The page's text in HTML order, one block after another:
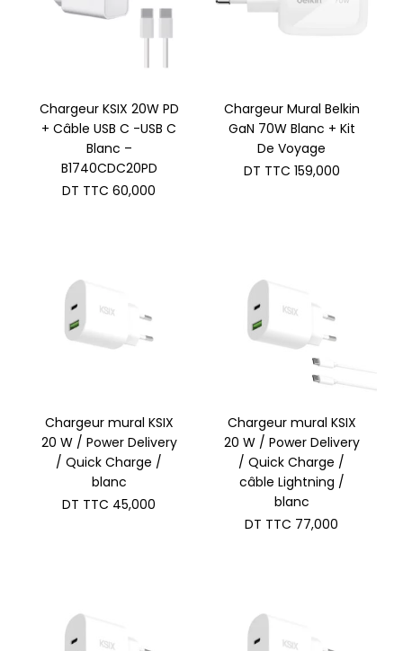
Chargeur KSIX 20W PD
+ Câble USB C -USB C
Blanc –
B1740CDC20PD
DT TTC 60,000
Chargeur Mural Belkin
GaN 70W Blanc + Kit
De Voyage
DT TTC 159,000
Chargeur mural KSIX
20 W / Power Delivery
/ Quick Charge /
blanc
DT TTC 45,000
Chargeur mural KSIX
20 W / Power Delivery
/ Quick Charge /
câble Lightning /
blanc
DT TTC 77,000